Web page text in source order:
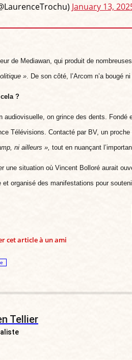
January 13,
de Mediawan, qui produit de
» De son côté, l’Arcom n’a bougé
?
audiovisuelle, on grince des dents.
Télévisions. Contacté par BV, un proche
ni ailleurs », tout en nuançant
une situation où Vincent Bolloré aurait
et organisé des manifestations pour
cet article à un ami
Tellier